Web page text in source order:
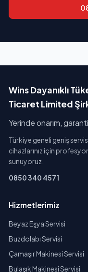
Wins Dayanıklı
Ticaret Limited
Yerinde onarım,
Türkiye geneli geniş
cihazlarınız için
sunuyoruz.
0850 340 4571
Hizmetlerimiz
Beyaz Eşya Servisi
Buzdolabı Servisi
Çamaşır Makinesi Servisi
Bulaşık Makinesi Servisi